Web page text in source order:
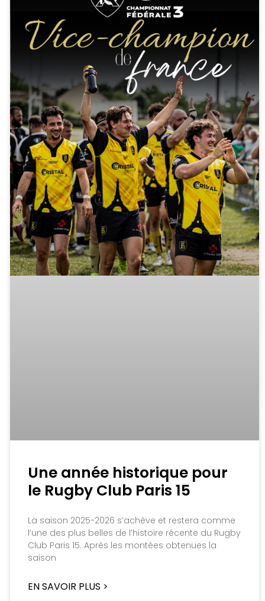
Une année historique pour
le Rugby Club Paris 15
La saison 2025-2026 s’achève et restera comme
l’une des plus belles de l’histoire récente du Rugby
Club Paris 15. Après les montées obtenues la
saison
EN SAVOIR PLUS >